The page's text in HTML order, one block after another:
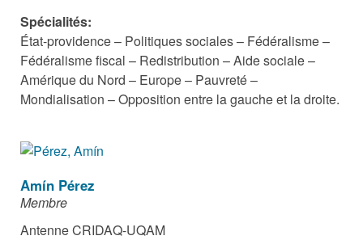
Spécialités:
État-providence – Politiques sociales – Fédéralisme –
Fédéralisme fiscal – Redistribution – Aide sociale –
Amérique du Nord – Europe – Pauvreté –
Mondialisation – Opposition entre la gauche et la droite.
Amín Pérez
Membre
Antenne CRIDAQ-UQAM